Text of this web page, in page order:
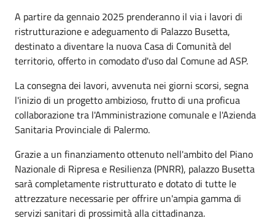
A partire da gennaio 2025 prenderanno il via i lavori di
ristrutturazione e adeguamento di Palazzo Busetta,
destinato a diventare la nuova Casa di Comunità del
territorio, offerto in comodato d'uso dal Comune ad ASP.
La consegna dei lavori, avvenuta nei giorni scorsi, segna
l'inizio di un progetto ambizioso, frutto di una proficua
collaborazione tra l'Amministrazione comunale e l'Azienda
Sanitaria Provinciale di Palermo.
Grazie a un finanziamento ottenuto nell'ambito del Piano
Nazionale di Ripresa e Resilienza (PNRR), palazzo Busetta
sarà completamente ristrutturato e dotato di tutte le
attrezzature necessarie per offrire un'ampia gamma di
servizi sanitari di prossimità alla cittadinanza.